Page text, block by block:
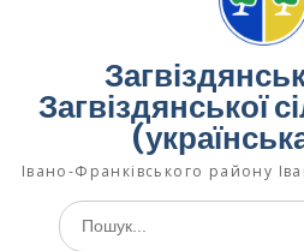
Загвіздянської
Івано-Франківського району
Шукати: